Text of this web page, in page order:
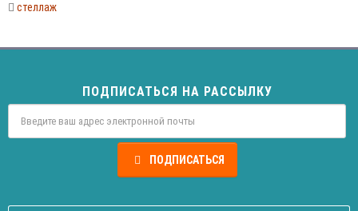
стеллаж
ПОДПИСАТЬСЯ НА РАССЫЛКУ
ПОДПИСАТЬСЯ